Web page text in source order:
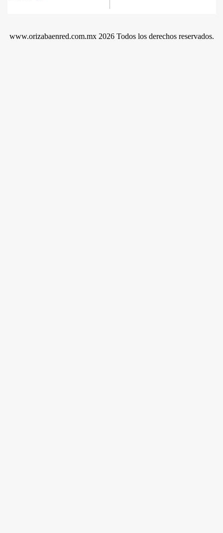
www.orizabaenred.com.mx 2026 Todos los derechos reservados.